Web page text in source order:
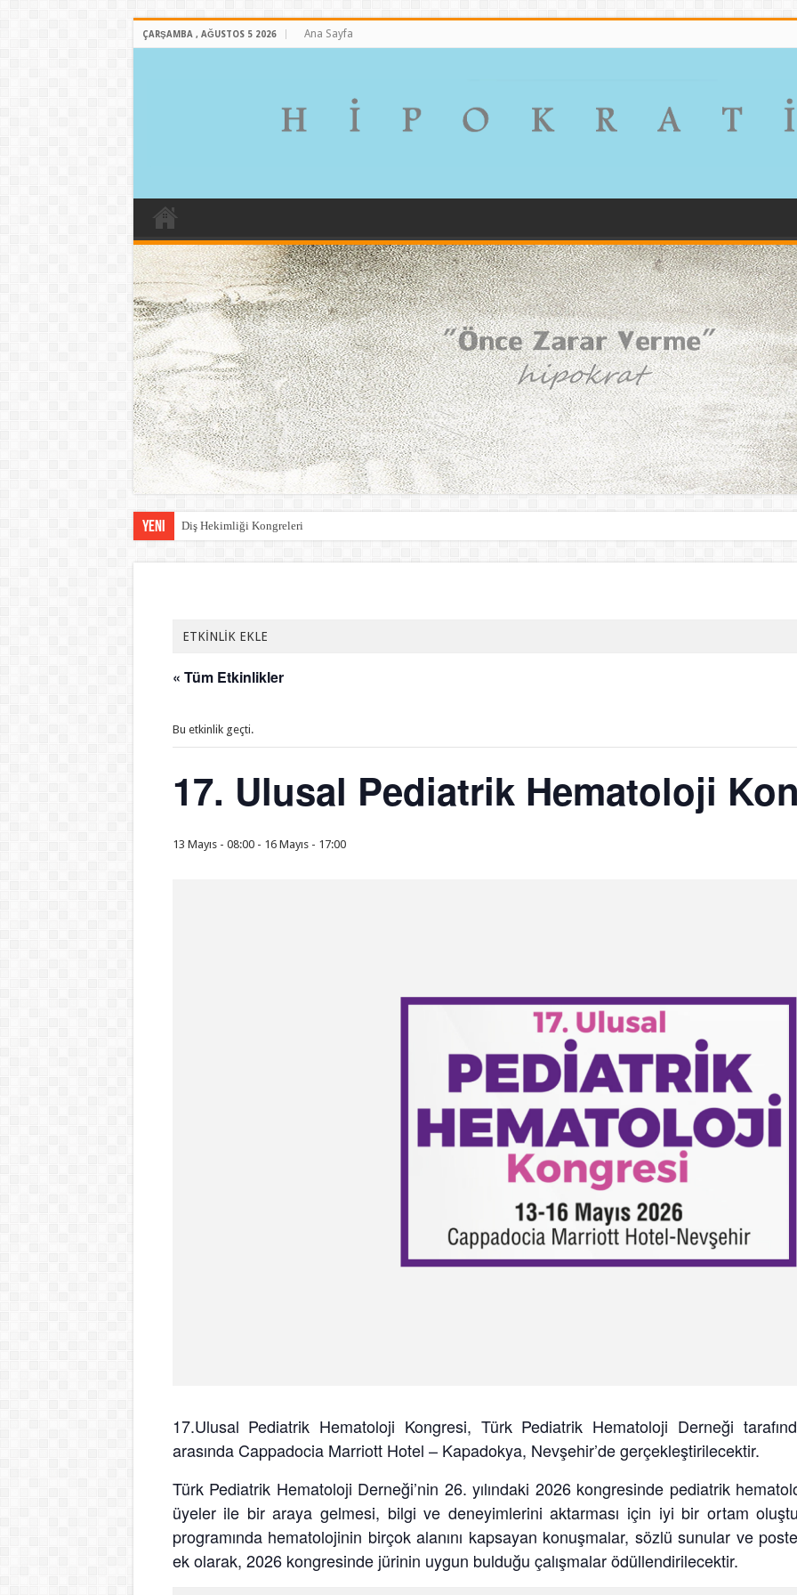
ÇARŞAMBA , AĞUSTOS 5 2026 Ana Sayfa
Yeni Diş Hekimliği Kongreleri
ETKİNLİK EKLE
« Tüm Etkinlikler
Bu etkinlik geçti.
17. Ulusal Pediatrik Hematoloji
13 Mayıs - 08:00- 16 Mayıs - 17:00
17.Ulusal Pediatrik Hematoloji Kongresi, Türk Pediatrik Hematoloji Derneği
arasında Cappadocia Marriott Hotel – Kapadokya, Nevşehir’de gerçekleştirilecektir.
Türk Pediatrik Hematoloji Derneği’nin 26. yılındaki 2026 kongresinde pediatrik
üyeler ile bir araya gelmesi, bilgi ve deneyimlerini aktarması için iyi bir ortam
programında hematolojinin birçok alanını kapsayan konuşmalar, sözlü sunular ve
ek olarak, 2026 kongresinde jürinin uygun bulduğu çalışmalar ödüllendirilecektir.